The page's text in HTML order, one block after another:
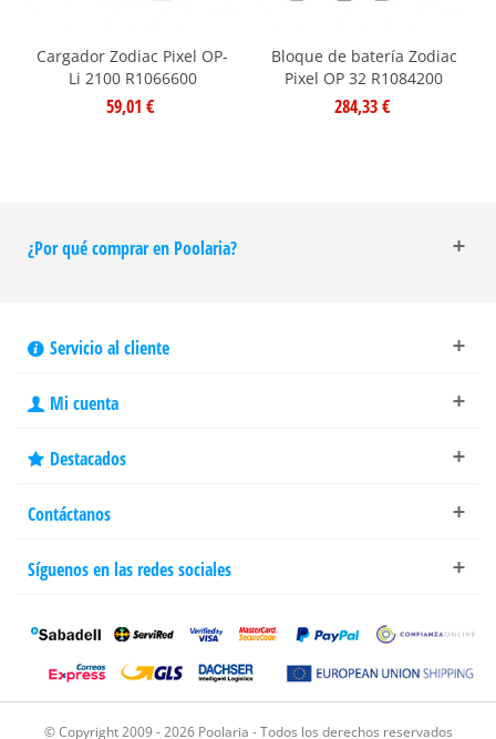
Cargador Zodiac Pixel OP-
Li 2100 R1066600
59,01 €
Bloque de batería Zodiac
Pixel OP 32 R1084200
284,33 €
¿Por qué comprar en Poolaria?
Servicio al cliente
Mi cuenta
Destacados
Contáctanos
Síguenos en las redes sociales
© Copyright 2009 - 2026 Poolaria - Todos los derechos reservados